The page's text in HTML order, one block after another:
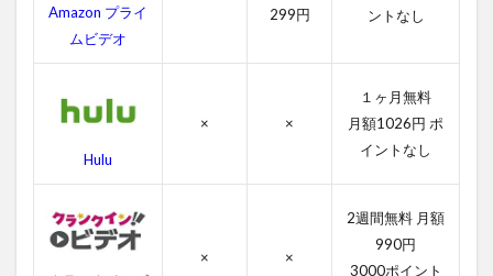
動
一
2.1
ーラ
ンド
幕動
画
Amazon プライ
ムビデオ
299円
ントなし
Hulu
× ×
１ヶ月無料
月額1026円 ポ
イントなし
× ×
2週間無料 月額
990円
3000ポイント